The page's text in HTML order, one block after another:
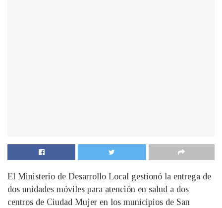
El Ministerio de Desarrollo Local gestionó la entrega de
dos unidades móviles para atención en salud a dos
centros de Ciudad Mujer en los municipios de San